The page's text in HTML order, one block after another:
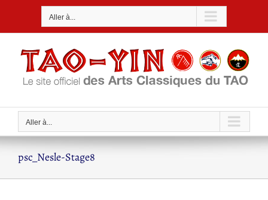
Aller à...
Aller à...
psc_Nesle-Stage8